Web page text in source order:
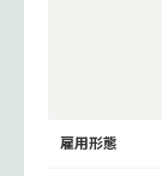
雇用形態